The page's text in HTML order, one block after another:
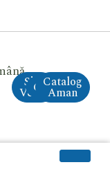
Site
VechiCreAI
Catalog
Aman